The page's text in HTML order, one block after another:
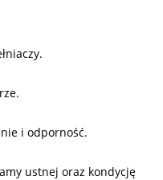
i odporność.
ustnej oraz kondycję